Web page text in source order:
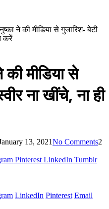
ने की मीडिया से गुजारिश- बेटी
करें
मीडिया से
ना खींचे, ना ही
13, 2021No Comments2
Pinterest LinkedIn Tumblr
LinkedIn Pinterest Email